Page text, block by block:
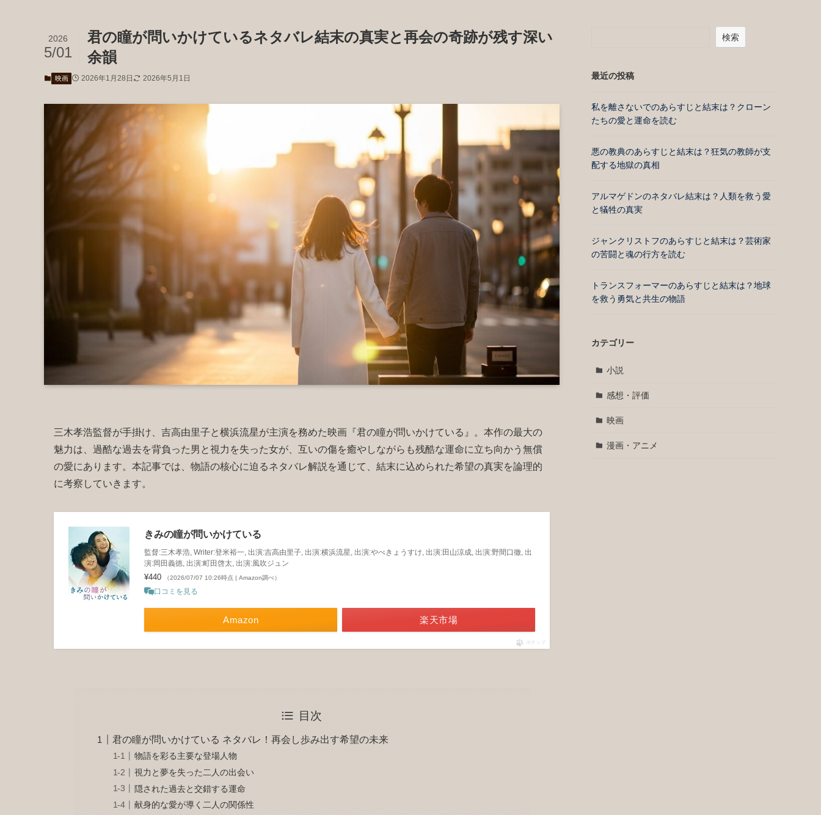
君の瞳が問いかけているネタバレ結末の真実と再会の奇跡が残す深い
余韻
2026
5/01
映画 2026年1月28日 2026年5月1日
三木孝浩監督が手掛け、吉高由里子と横浜流星が主演を務めた映画『君の瞳が問いかけている』。本作の最大の
魅力は、過酷な過去を背負った男と視力を失った女が、互いの傷を癒やしながらも残酷な運命に立ち向かう無償
の愛にあります。本記事では、物語の核心に迫るネタバレ解説を通じて、結末に込められた希望の真実を論理的
に考察していきます。
きみの瞳が問いかけている
監督:三木孝浩, Writer:登米裕一, 出演:吉高由里子, 出演:横浜流星, 出演:やべきょうすけ, 出演:田山涼成, 出演:野間口徹, 出
演:岡田義徳, 出演:町田啓太, 出演:風吹ジュン
¥440 （2026/07/07 10:26時点 | Amazon調べ）
口コミを見る
Amazon 楽天市場
ポチップ
目次
君の瞳が問いかけている ネタバレ！再会し歩み出す希望の未来
物語を彩る主要な登場人物
視力と夢を失った二人の出会い
隠された過去と交錯する運命
献身的な愛が導く二人の関係性
検索
最近の投稿
私を離さないでのあらすじと結末は？クローン
たちの愛と運命を読む
悪の教典のあらすじと結末は？狂気の教師が支
配する地獄の真相
アルマゲドンのネタバレ結末は？人類を救う愛
と犠牲の真実
ジャンクリストフのあらすじと結末は？芸術家
の苦闘と魂の行方を読む
トランスフォーマーのあらすじと結末は？地球
を救う勇気と共生の物語
カテゴリー
小説
感想・評価
映画
漫画・アニメ